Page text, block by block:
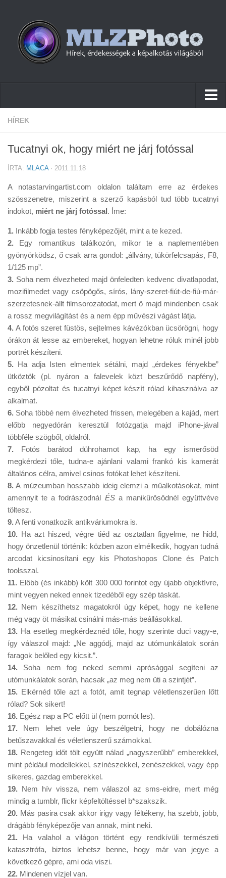
Hírek
Cikkek
Firmware
Tudástár
Tanácsok
Érdekességek
Helyszíni Riport
HÍREK
Tucatnyi ok, hogy miért ne járj fotóssal
ÍRTA: MLACA· 2011.11.18
A notastarvingartist.com oldalon találtam erre az érdekes
szösszenetre, miszerint a szerző kapásból tud több tucatnyi
indokot, miért ne járj fotóssal. Íme:
1. Inkább fogja testes fényképezőjét, mint a te kezed.
2. Egy romantikus találkozón, mikor te a naplementében
gyönyörködsz, ő csak arra gondol: „állvány, tükörfelcsapás, F8,
1/125 mp”.
3. Soha nem élvezheted majd önfeledten kedvenc divatlapodat,
mozifilmedet vagy csöpögős, sírós, lány-szeret-fiút-de-fiú-már-
szerzetesnek-állt filmsorozatodat, mert ő majd mindenben csak
a rossz megvilágítást és a nem épp művészi vágást látja.
4. A fotós szeret füstös, sejtelmes kávézókban ücsörögni, hogy
órákon át lesse az embereket, hogyan lehetne róluk minél jobb
portrét készíteni.
5. Ha adja Isten elmentek sétálni, majd „érdekes fényekbe”
ütköztök (pl. nyáron a falevelek közt beszűrődő napfény),
egyből pózoltat és tucatnyi képet készít rólad kihasználva az
alkalmat.
6. Soha többé nem élvezheted frissen, melegében a kajád, mert
előbb negyedórán keresztül fotózgatja majd iPhone-jával
többféle szögből, oldalról.
7. Fotós barátod dührohamot kap, ha egy ismerősöd
megkérdezi tőle, tudna-e ajánlani valami frankó kis kamerát
általános célra, amivel csinos fotókat lehet készíteni.
8. A múzeumban hosszabb ideig elemzi a műalkotásokat, mint
amennyit te a fodrászodnál ÉS a manikűrösödnél együttvéve
töltesz.
9. A fenti vonatkozik antikváriumokra is.
10. Ha azt hiszed, végre tiéd az osztatlan figyelme, ne hidd,
hogy önzetlenül történik: közben azon elmélkedik, hogyan tudná
arcodat kicsinosítani egy kis Photoshopos Clone és Patch
toolsszal.
11. Előbb (és inkább) költ 300 000 forintot egy újabb objektívre,
mint vegyen neked ennek tizedéből egy szép táskát.
12. Nem készíthetsz magatokról úgy képet, hogy ne kellene
még vagy öt másikat csinálni más-más beállásokkal.
13. Ha esetleg megkérdeznéd tőle, hogy szerinte duci vagy-e,
így válaszol majd: „Ne aggódj, majd az utómunkálatok során
faragok belőled egy kicsit.”.
14. Soha nem fog neked semmi aprósággal segíteni az
utómunkálatok során, hacsak „az meg nem üti a szintjét”.
15. Elkérnéd tőle azt a fotót, amit tegnap véletlenszerűen lőtt
rólad? Sok sikert!
16. Egész nap a PC előtt ül (nem pornót les).
17. Nem lehet vele úgy beszélgetni, hogy ne dobálózna
betűszavakkal és véletlenszerű számokkal.
18. Rengeteg időt tölt együtt nálad „nagyszerűbb” emberekkel,
mint például modellekkel, színészekkel, zenészekkel, vagy épp
sikeres, gazdag emberekkel.
19. Nem hív vissza, nem válaszol az sms-eidre, mert még
mindig a tumblr, flickr képfeltöltéssel b*szakszik.
20. Más pasira csak akkor irigy vagy féltékeny, ha szebb, jobb,
drágább fényképezője van annak, mint neki.
21. Ha valahol a világon történt egy rendkívüli természeti
katasztrófa, biztos lehetsz benne, hogy már van jegye a
következő gépre, ami oda viszi.
22. Mindenen vízjel van.